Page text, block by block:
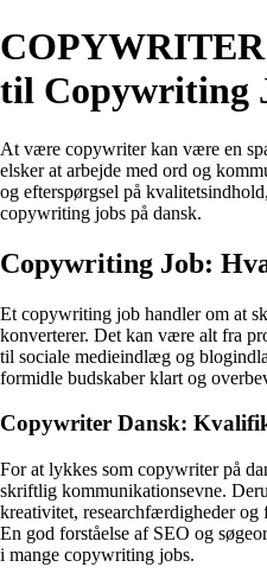
til Copywriting
At være copywriter kan være en
elsker at arbejde med ord og
og efterspørgsel på
copywriting jobs på dansk.
Copywriting Job:
Et copywriting job handler om at
konverterer. Det kan være alt fra
til sociale medieindlæg og
formidle budskaber klart og
Copywriter Dansk:
For at lykkes som copywriter på
skriftlig kommunikationsevne.
kreativitet, researchfærdigheder
En god forståelse af SEO og
i mange copywriting jobs.